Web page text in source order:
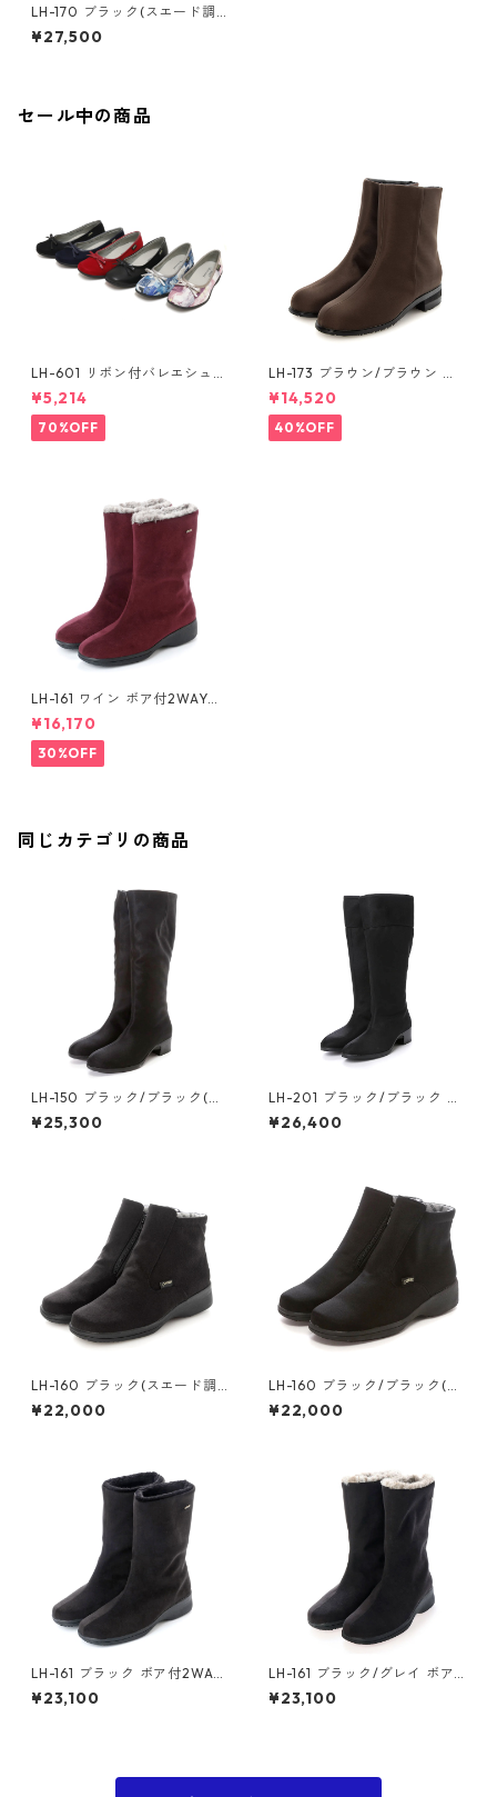
LH-170 ブラック(スエード調)
スリムフィットロングブーツ
ゴアテックス(透湿防水)
¥27,500
セール中の商品
LH-601 リボン付バレエシュー
ズ ゴアテックス(透湿防水)
¥5,214
70%OFF
LH-173 ブラウン/ブラウン 収
納スパイク付ショートブーツ
ゴアテックス(透湿防水)
¥14,520
40%OFF
LH-161 ワイン ボア付2WAYハ
ーフブーツ ゴアテックス(透湿
防水)
¥16,170
30%OFF
同じカテゴリの商品
LH-150 ブラック/ブラック(ナ
イロン調) スリムフィットロン
グブーツ ゴアテックス(透湿防
¥25,300
LH-201 ブラック/ブラック 筒
広めロングブーツ ゴアテック
ス(透湿防水)
¥26,400
LH-160 ブラック(スエード調)
ファスナー付ショートブーツ
ゴアテックス(透湿防水)
¥22,000
LH-160 ブラック/ブラック(ナ
イロン調) ファスナー付ショー
トブーツ ゴアテックス(透湿防
¥22,000
LH-161 ブラック ボア付2WAY
ハーフブーツ ゴアテックス(透
湿防水)
¥23,100
LH-161 ブラック/グレイ ボア
付2WAYハーフブーツ ゴアテ
ックス(透湿防水)
¥23,100